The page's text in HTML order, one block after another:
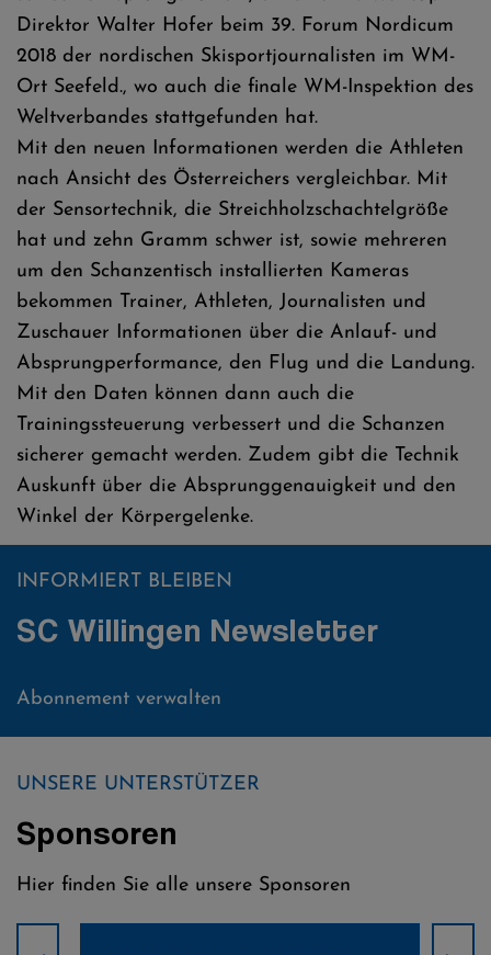
Direktor Walter Hofer beim 39. Forum Nordicum
2018 der nordischen Skisportjournalisten im WM-
Ort Seefeld., wo auch die finale WM-Inspektion des
Weltverbandes stattgefunden hat.
Mit den neuen Informationen werden die Athleten
nach Ansicht des Österreichers vergleichbar. Mit
der Sensortechnik, die Streichholzschachtelgröße
hat und zehn Gramm schwer ist, sowie mehreren
um den Schanzentisch installierten Kameras
bekommen Trainer, Athleten, Journalisten und
Zuschauer Informationen über die Anlauf- und
Absprungperformance, den Flug und die Landung.
Mit den Daten können dann auch die
Trainingssteuerung verbessert und die Schanzen
sicherer gemacht werden. Zudem gibt die Technik
Auskunft über die Absprunggenauigkeit und den
Winkel der Körpergelenke.
INFORMIERT BLEIBEN
SC Willingen Newsletter
Abonnement verwalten
UNSERE UNTERSTÜTZER
Sponsoren
Hier finden Sie alle unsere Sponsoren